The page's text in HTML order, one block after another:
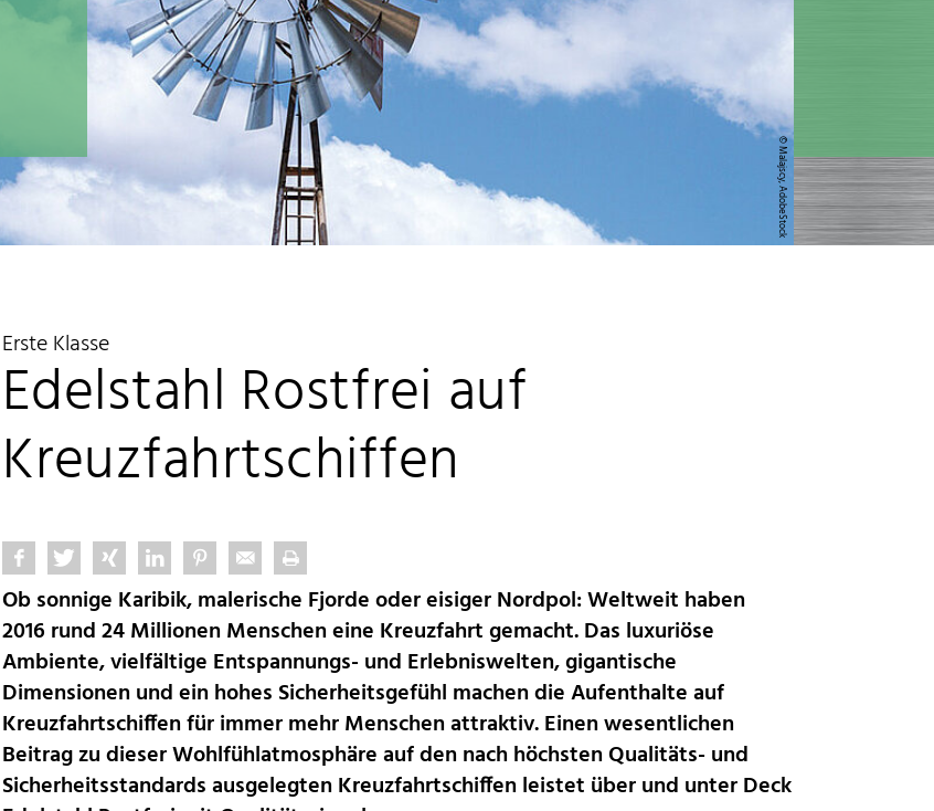
© Malajscy, AdobeStock
Luxus auf den ersten Blick: Wand- und Deckensysteme aus
Edelstahl Rostfrei werden höchsten Anforderungen auf hoher See
gerecht. © WZV / Franz Neumeier
© WZV / Franz Neumeier
Erste Klasse
Edelstahl Rostfrei auf
Kreuzfahrtschiffen
Ob sonnige Karibik, malerische Fjorde oder eisiger Nordpol: Weltweit haben
2016 rund 24 Millionen Menschen eine Kreuzfahrt gemacht. Das luxuriöse
Ambiente, vielfältige Entspannungs- und Erlebniswelten, gigantische
Dimensionen und ein hohes Sicherheitsgefühl machen die Aufenthalte auf
Kreuzfahrtschiffen für immer mehr Menschen attraktiv. Einen wesentlichen
Beitrag zu dieser Wohlfühlatmosphäre auf den nach höchsten Qualitäts- und
Sicherheitsstandards ausgelegten Kreuzfahrtschiffen leistet über und unter Deck